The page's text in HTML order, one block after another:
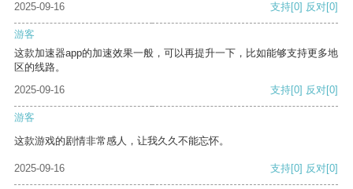
2025-09-16 支持[0] 反对[0]
游客
这款加速器app的加速效果一般，可以再提升一下，比如能够支持更多地
区的线路。
2025-09-16
支持[0] 反对[0]
游客
这款游戏的剧情非常感人，让我久久不能忘怀。
2025-09-16 支持[0] 反对[0]